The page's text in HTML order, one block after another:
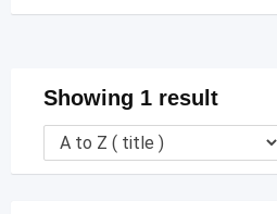
Showing 1 result